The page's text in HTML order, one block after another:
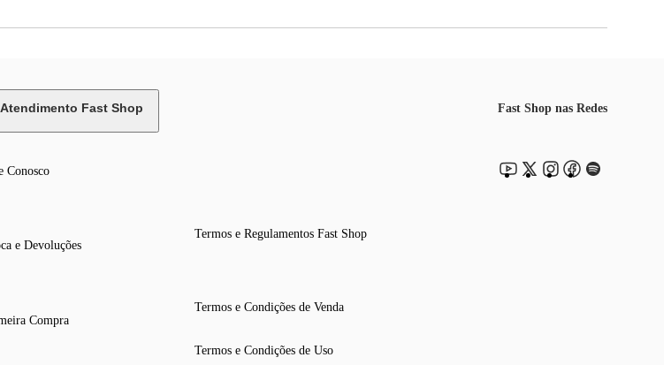
Atendimento Fast Shop
Conosco
e Devoluções
Compra
Termos e Regulamentos Fast Shop
Termos e Condições de Venda
Termos e Condições de Uso
Fast Shop nas Redes